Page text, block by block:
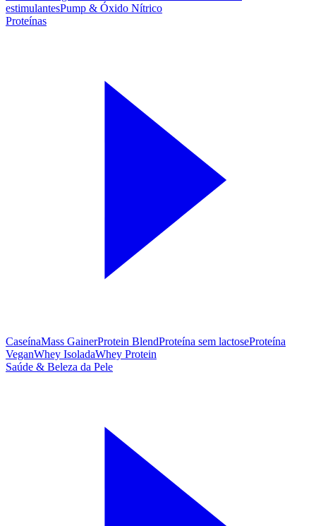
estimulantesPump & Óxido Nítrico
Proteínas
CaseínaMass GainerProtein BlendProteína sem lactoseProteína
VeganWhey IsoladaWhey Protein
Saúde & Beleza da Pele